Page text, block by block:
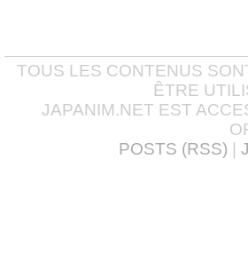
TOUS LES CONTENUS
ÊTRE
JAPANIM.NET EST
POSTS (RSS)